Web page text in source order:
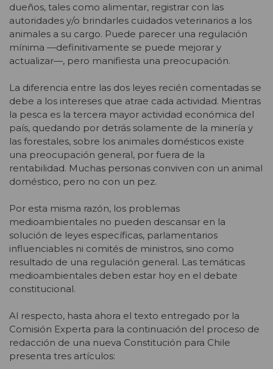
dueños, tales como alimentar, registrar con las
autoridades y/o brindarles cuidados veterinarios a los
animales a su cargo. Puede parecer una regulación
mínima —definitivamente se puede mejorar y
actualizar—, pero manifiesta una preocupación.
La diferencia entre las dos leyes recién comentadas se
debe a los intereses que atrae cada actividad. Mientras
la pesca es la tercera mayor actividad económica del
país, quedando por detrás solamente de la minería y
las forestales, sobre los animales domésticos existe
una preocupación general, por fuera de la
rentabilidad. Muchas personas conviven con un animal
doméstico, pero no con un pez.
Por esta misma razón, los problemas
medioambientales no pueden descansar en la
solución de leyes específicas, parlamentarios
influenciables ni comités de ministros, sino como
resultado de una regulación general. Las temáticas
medioambientales deben estar hoy en el debate
constitucional.
Al respecto, hasta ahora el texto entregado por la
Comisión Experta para la continuación del proceso de
redacción de una nueva Constitución para Chile
presenta tres artículos: